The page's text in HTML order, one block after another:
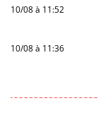
10/08 à 11:52
10/08 à 11:36